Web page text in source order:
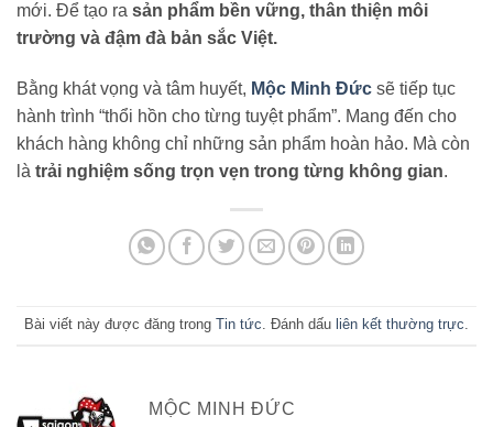
mới. Để tạo ra sản phẩm bền vững, thân thiện môi
trường và đậm đà bản sắc Việt.
Bằng khát vọng và tâm huyết, Mộc Minh Đức sẽ tiếp tục
hành trình “thổi hồn cho từng tuyệt phẩm”. Mang đến cho
khách hàng không chỉ những sản phẩm hoàn hảo. Mà còn
là trải nghiệm sống trọn vẹn trong từng không gian.
Bài viết này được đăng trong Tin tức. Đánh dấu liên kết thường trực.
MỘC MINH ĐỨC